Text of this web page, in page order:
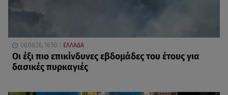
06.08.26, 16:50 ΕΛΛΑΔΑ
Οι έξι πιο επικίνδυνες εβδομάδες του έτους για
δασικές πυρκαγιές